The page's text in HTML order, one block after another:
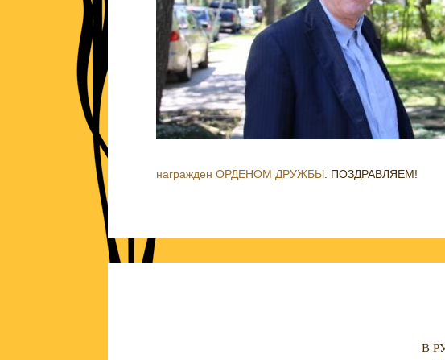
награжден ОРДЕНОМ ДРУЖБЫ . ПОЗДРАВЛЯЕМ!
В